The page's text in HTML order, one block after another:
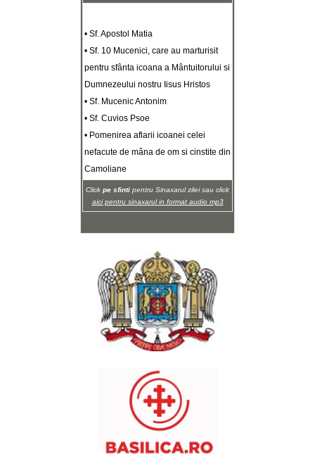
• Sf. Apostol Matia
• Sf. 10 Mucenici, care au marturisit
pentru sfânta icoana a Mântuitorului si
Dumnezeului nostru Iisus Hristos
• Sf. Mucenic Antonim
• Sf. Cuvios Psoe
• Pomenirea aflarii icoanei celei
nefacute de mâna de om si cinstite din
Camoliane
Click pe sfinti pentru Sinaxarul zilei sau click
aici pentru sinaxarul in format audio mp3